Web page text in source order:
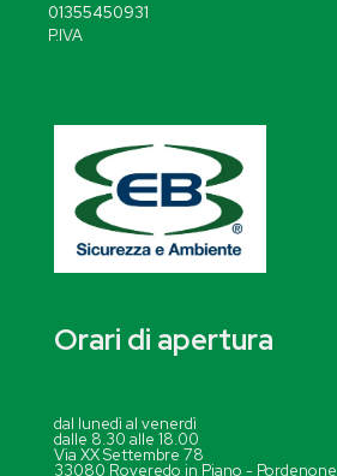
01355450931
P.IVA
Orari di apertura
dal lunedì al venerdì
dalle 8.30 alle 18.00
Via XX Settembre 78
33080 Roveredo in Piano - Pordenone